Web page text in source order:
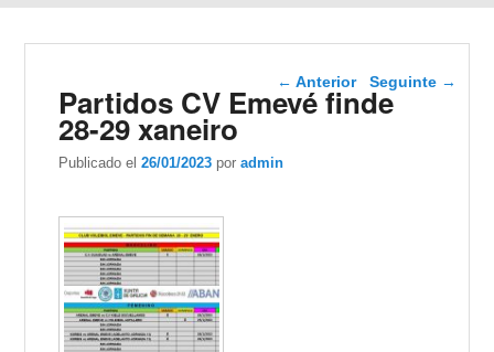
Navegador de artigos
← Anterior Seguinte →
Partidos CV Emevé finde
28-29 xaneiro
Publicado el26/01/2023 poradmin